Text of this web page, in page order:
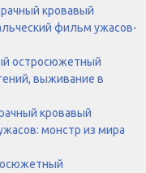
кровавый
фильм ужасов-
остросюжетный
выживание в
кровавый
монстр из мира